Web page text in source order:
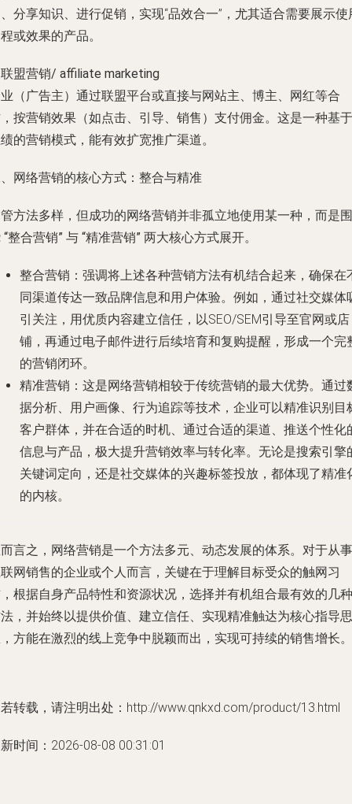
分享知识、进行促销，实现“品效合一”，尤其适合需要展示使
或效果的产品。
联盟营销/ affiliate marketing
（广告主）通过联盟平台或直接与网站主、博主、网红等合
按营销效果（如点击、引导、销售）支付佣金。这是一种基于
的营销模式，能有效扩宽推广渠道。
网络营销的核心方式：整合与精准
方法多样，但成功的网络营销并非孤立地使用某一种，而是围
“整合营销” 与 “精准营销” 两大核心方式展开。
整合营销 ：强调将上述各种营销方法有机结合起来，确保在
同渠道传达一致品牌信息和用户体验。例如，通过社交媒体
引关注，用优质内容建立信任，以SEO/SEM引导至官网或店
铺，再通过电子邮件进行后续培育和复购提醒，形成一个完
的营销闭环。
精准营销 ：这是网络营销相较于传统营销的最大优势。通过
据分析、用户画像、行为追踪等技术，企业可以精准识别目
客户群体，并在合适的时机、通过合适的渠道、推送个性化
信息与产品，极大提升营销效率与转化率。无论是搜索引擎
关键词定向，还是社交媒体的兴趣标签投放，都体现了精准
的内核。
言之，网络营销是一个方法多元、动态发展的体系。对于从事
网销售的企业或个人而言，关键在于理解目标受众的触网习
根据自身产品特性和资源状况，选择并有机组合最有效的几种
，并始终以提供价值、建立信任、实现精准触达为核心指导思
方能在激烈的线上竞争中脱颖而出，实现可持续的销售增长。
转载，请注明出处：http://www.qnkxd.com/product/13.html
时间：2026-08-08 00:31:01